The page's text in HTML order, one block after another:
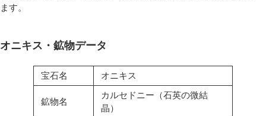
ます。
オニキス・鉱物データ
宝石名 オニキス
鉱物名
カルセドニー（石英の微結
晶）